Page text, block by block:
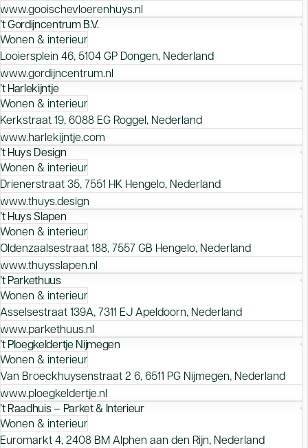
www.gooischevloerenhuys.nl
’t Gordijncentrum B.V.
Wonen & interieur
Looiersplein 46, 5104 GP Dongen, Nederland
www.gordijncentrum.nl
’t Harlekijntje
Wonen & interieur
Kerkstraat 19, 6088 EG Roggel, Nederland
www.harlekijntje.com
’t Huys Design
Wonen & interieur
Drienerstraat 35, 7551 HK Hengelo, Nederland
www.thuys.design
’t Huys Slapen
Wonen & interieur
Oldenzaalsestraat 188, 7557 GB Hengelo, Nederland
www.thuysslapen.nl
’t Parkethuus
Wonen & interieur
Asselsestraat 139A, 7311 EJ Apeldoorn, Nederland
www.parkethuus.nl
’t Ploegkeldertje Nijmegen
Wonen & interieur
Van Broeckhuysenstraat 2 6, 6511 PG Nijmegen, Nederland
www.ploegkeldertje.nl
’t Raadhuis – Parket & Interieur
Wonen & interieur
Euromarkt 4, 2408 BM Alphen aan den Rijn, Nederland